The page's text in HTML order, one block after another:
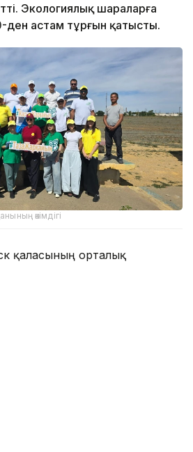
Экологиялық шараларға
астам тұрғын қатысты.
әкімдігі
қаласының орталық